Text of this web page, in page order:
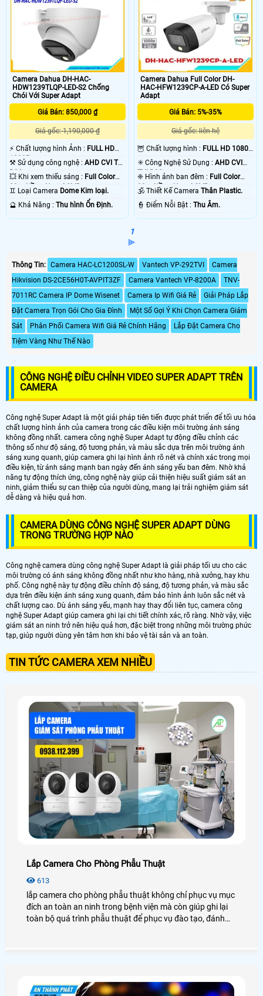
Camera Dahua DH-HAC-
HDW1239TLQP-LED-S2 Chống
Chói Với Super Adapt
Giá Bán: 850,000 ₫
Giá gốc: 1,190,000 ₫
️⚡ Chất lượng hình Ảnh : FULL HD
1080P .
⚒ Sử dụng công nghệ : AHD CVI TVI
BCS.
💥 Khi xem thiếu sáng : Full Color
20m Hồng Ngoại SMD.
♊ Loại Camera Dome Kim loại.
️🔮 Khả Năng : Thu hình Ổn Định.
Camera Dahua Full Color DH-
HAC-HFW1239CP-A-LED Có Super
Adapt
Giá Bán: 5%-35%
Giá gốc: liên hệ
🦉 Chất lượng hình : FULL HD 1080P
✳️ Công Nghệ Sử Dụng :AHD CVI
TVI BCS.
❈ Hình ảnh ban đêm : Full Color
20m Hồng Ngoại SMD.
🕉️ Thiết Kế CameraThân Plastic.
️👮 Điểm Nỗi Bật :Thu Âm.
1
⫸
Thông Tin: Camera HAC-LC1200SL-W Vantech VP-292TVI
Camera
Hikvision DS-2CE56H0T-AVPIT3ZF
Camera Vantech VP-8200A
TNV-
7011RC Camera IP Dome Wisenet
Camera Ip Wifi Giá Rẻ
Giải Pháp Lắp
Đặt Camera Trọn Gói Cho Gia Đình
Một Số Gợi Ý Khi Chọn Camera Giám
Sát
Phân Phối Camera Wifi Giá Rẻ Chính Hãng
Lắp Đặt Camera Cho
Tiệm Vàng Như Thế Nào
CÔNG NGHỆ ĐIỀU CHỈNH VIDEO SUPER ADAPT TRÊN
CAMERA
Công nghệ Super Adapt là một giải pháp tiên tiến được phát triển để tối ưu hóa
chất lượng hình ảnh của camera trong các điều kiện môi trường ánh sáng
không đồng nhất. camera công nghệ Super Adapt tự động điều chỉnh các
thông số như độ sáng, độ tương phản, và màu sắc dựa trên môi trường ánh
sáng xung quanh, giúp camera ghi lại hình ảnh rõ nét và chính xác trong mọi
điều kiện, từ ánh sáng mạnh ban ngày đến ánh sáng yếu ban đêm. Nhờ khả
năng tự động thích ứng, công nghệ này giúp cải thiện hiệu suất giám sát an
ninh, giảm thiểu sự can thiệp của người dùng, mang lại trải nghiệm giám sát
dễ dàng và hiệu quả hơn.
CAMERA DÙNG CÔNG NGHỆ SUPER ADAPT DÙNG
TRONG TRƯỜNG HỢP NÀO
Công nghệ camera dùng công nghệ Super Adapt là giải pháp tối ưu cho các
môi trường có ánh sáng không đồng nhất như kho hàng, nhà xưởng, hay khu
phố. Công nghệ này tự động điều chỉnh độ sáng, độ tương phản, và màu sắc
dựa trên điều kiện ánh sáng xung quanh, đảm bảo hình ảnh luôn sắc nét và
chất lượng cao. Dù ánh sáng yếu, mạnh hay thay đổi liên tục, camera công
nghệ Super Adapt giúp camera ghi lại chi tiết chính xác, rõ ràng. Nhờ vậy, việc
giám sát an ninh trở nên hiệu quả hơn, đặc biệt trong những môi trường phức
tạp, giúp người dùng yên tâm hơn khi bảo vệ tài sản và an toàn.
TIN TỨC CAMERA XEM NHIỀU
Lắp Camera Cho Phòng Phẫu Thuật
613
lắp camera cho phòng phẫu thuật không chỉ phục vụ mục
đích an toàn an ninh trong bệnh viện mà còn giúp ghi lại
toàn bộ quá trình phẫu thuật để phục vụ đào tạo, đánh